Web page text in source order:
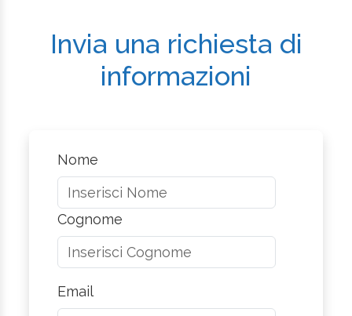
Invia una richiesta di
informazioni
Nome
Cognome
Email